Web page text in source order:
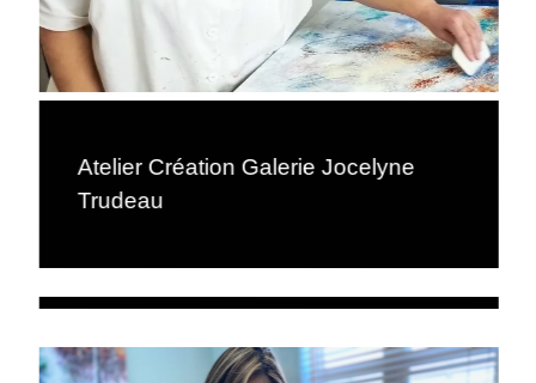
Atelier Création Galerie Jocelyne
Trudeau